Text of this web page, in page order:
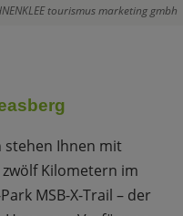
tourismus marketing gmbh
stehen Ihnen mit
Kilometern im
MSB-X-Trail – der